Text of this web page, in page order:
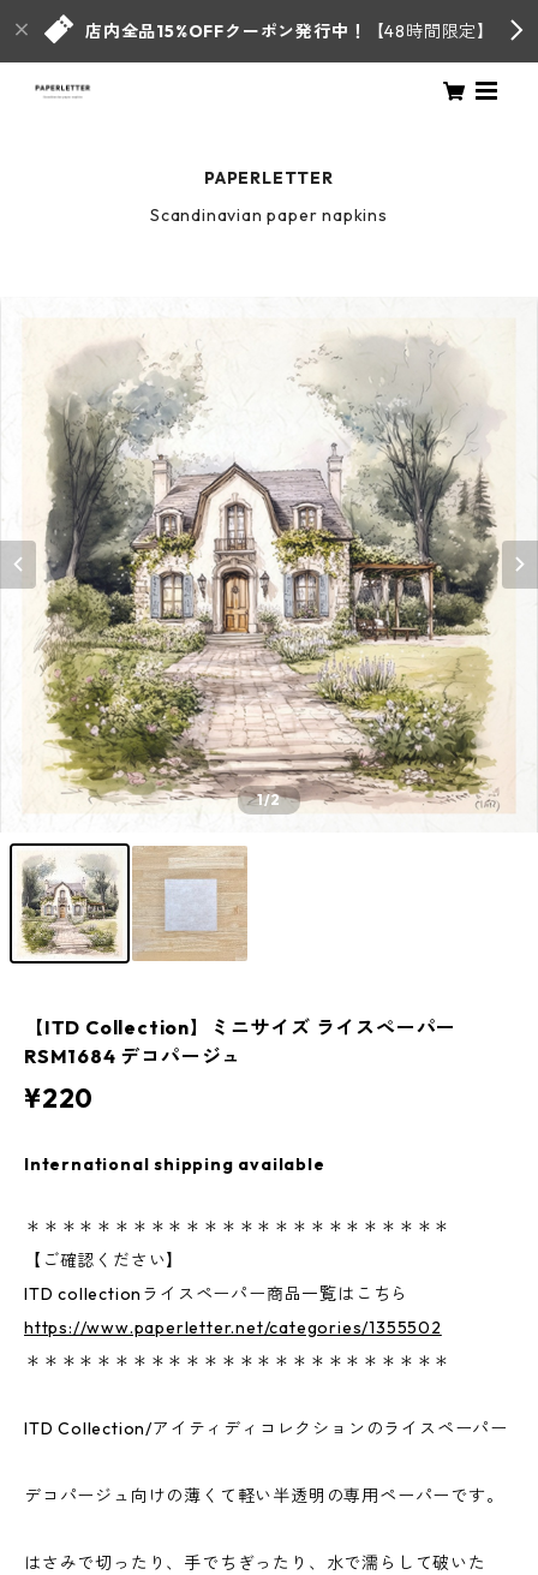
店内全品15%OFFクーポン発行中！ 【48時間限定】
PAPERLETTER
Scandinavian paper napkins
1/2
【ITD Collection】ミニサイズ ライスペーパー
RSM1684 デコパージュ
¥220
International shipping available
＊＊＊＊＊＊＊＊＊＊＊＊＊＊＊＊＊＊＊＊＊＊＊＊
【ご確認ください】
ITD collectionライスペーパー商品一覧はこちら
https://www.paperletter.net/categories/1355502
＊＊＊＊＊＊＊＊＊＊＊＊＊＊＊＊＊＊＊＊＊＊＊＊
ITD Collection/アイティディコレクションのライスペーパー
デコパージュ向けの薄くて軽い半透明の専用ペーパーです。
はさみで切ったり、手でちぎったり、水で濡らして破いた